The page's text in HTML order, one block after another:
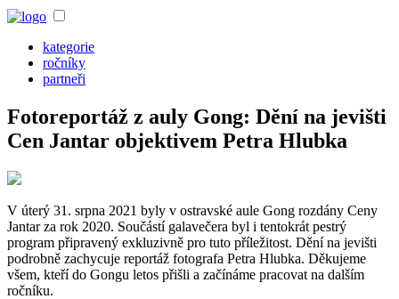
kategorie
ročníky
partneři
Fotoreportáž z auly Gong: Dění na jevišti
Cen Jantar objektivem Petra Hlubka
V úterý 31. srpna 2021 byly v ostravské aule Gong rozdány Ceny
Jantar za rok 2020. Součástí galavečera byl i tentokrát pestrý
program připravený exkluzivně pro tuto příležitost. Dění na jevišti
podrobně zachycuje reportáž fotografa Petra Hlubka. Děkujeme
všem, kteří do Gongu letos přišli a začínáme pracovat na dalším
ročníku.